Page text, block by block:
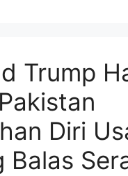
Trump
Diri
Balas